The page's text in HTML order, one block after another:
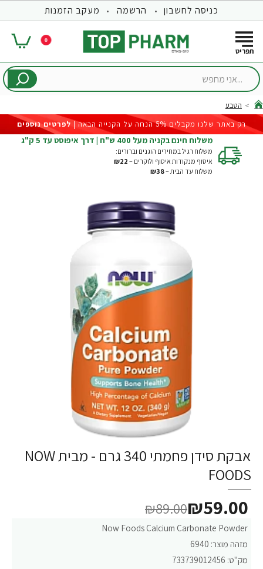
כניסה לחשבון הרשמה מעקב הזמנות
0
...אני
home
הטבע
רק באתר שלנו מקבלים 5% הנחה על הקנייה הבאה |
לפרטים נוספים
משלוח חינם בקניה מעל 400 ש"ח | דרך איפוסט עד 5 ק"ג
משלוח רגיל במחירים הוגנים וברורים:
איסוף מנקודות איסוף ולוקרים – ₪22
משלוח עד הבית –₪38
-34%
אבקת סידן פחמתי 340 גרם - מבית NOW
FOODS
Now Foods Calcium Carbonate Powder
מזהה מוצר: 6940
מק"ט: 733739012456
₪59.00
₪89.00